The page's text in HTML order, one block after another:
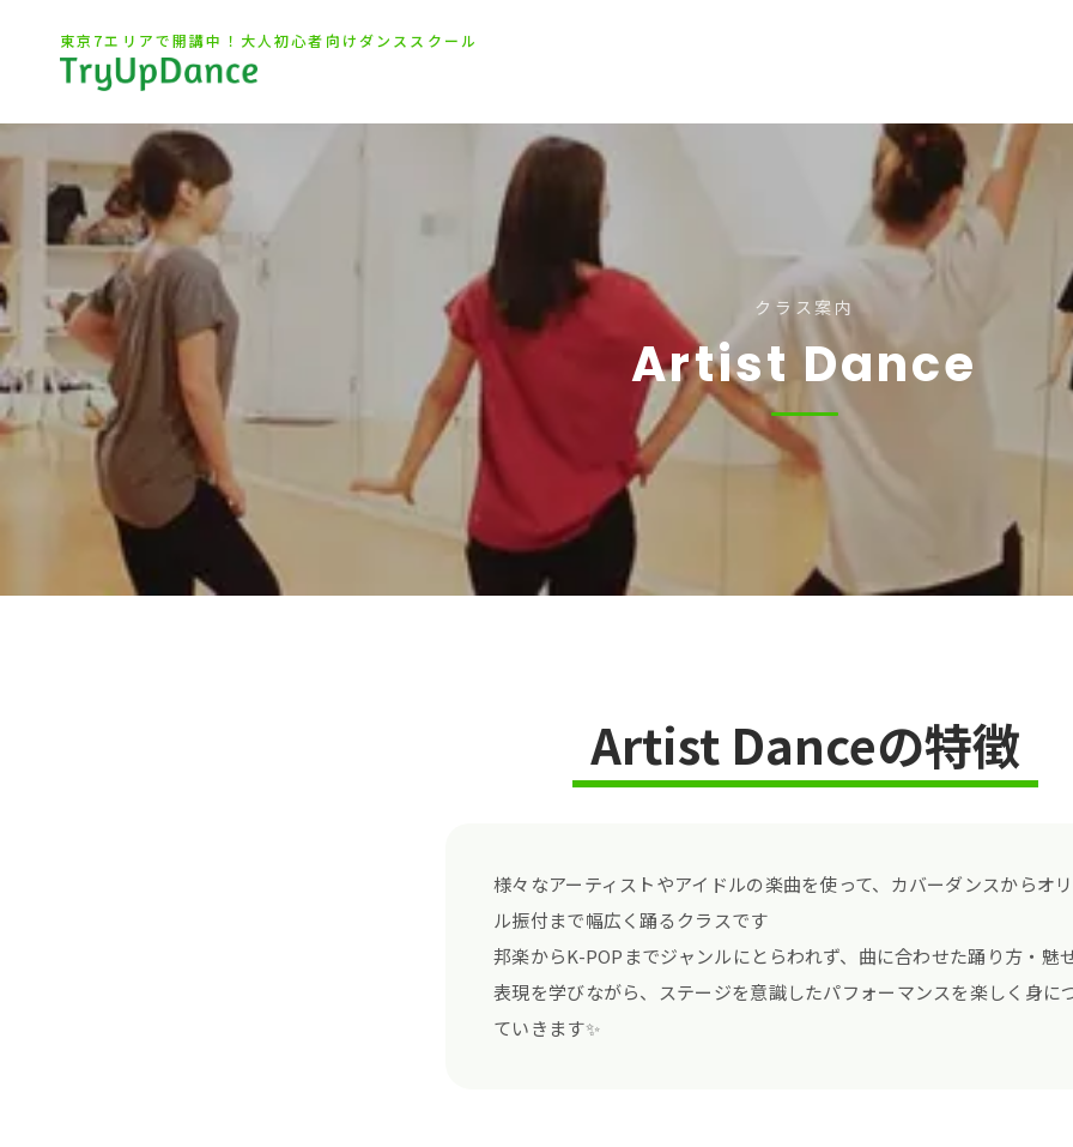
東京7エリアで開講中！大人初心者向けダンススクール
クラス案内
Artist Dance
Artist Danceの特徴
様々なアーティストやアイドルの楽曲を使って、カバーダンスからオ
ル振付まで幅広く踊るクラスです
邦楽からK-POPまでジャンルにとらわれず、曲に合わせた踊り方・魅
表現を学びながら、ステージを意識したパフォーマンスを楽しく身に
ていきます✨